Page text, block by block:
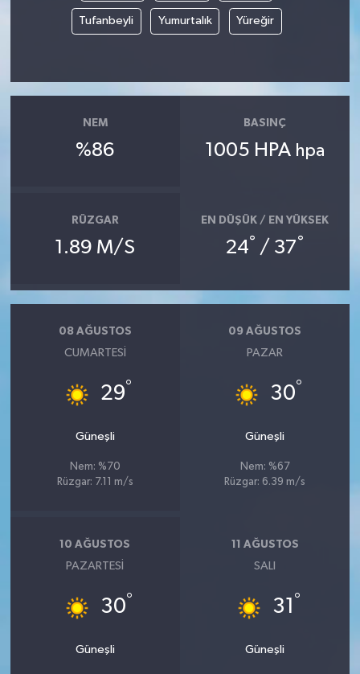
Tufanbeyli Yumurtalık Yüreğir
NEM
%86
BASINÇ
1005 HPA hpa
RÜZGAR
1.89 M/S
EN DÜŞÜK / EN YÜKSEK
24° / 37°
08 AĞUSTOS
CUMARTESI
29°
Güneşli
Nem: %70
Rüzgar: 7.11 m/s
09 AĞUSTOS
PAZAR
30°
Güneşli
Nem: %67
Rüzgar: 6.39 m/s
10 AĞUSTOS
PAZARTESI
30°
Güneşli
11 AĞUSTOS
SALI
31 °
Güneşli